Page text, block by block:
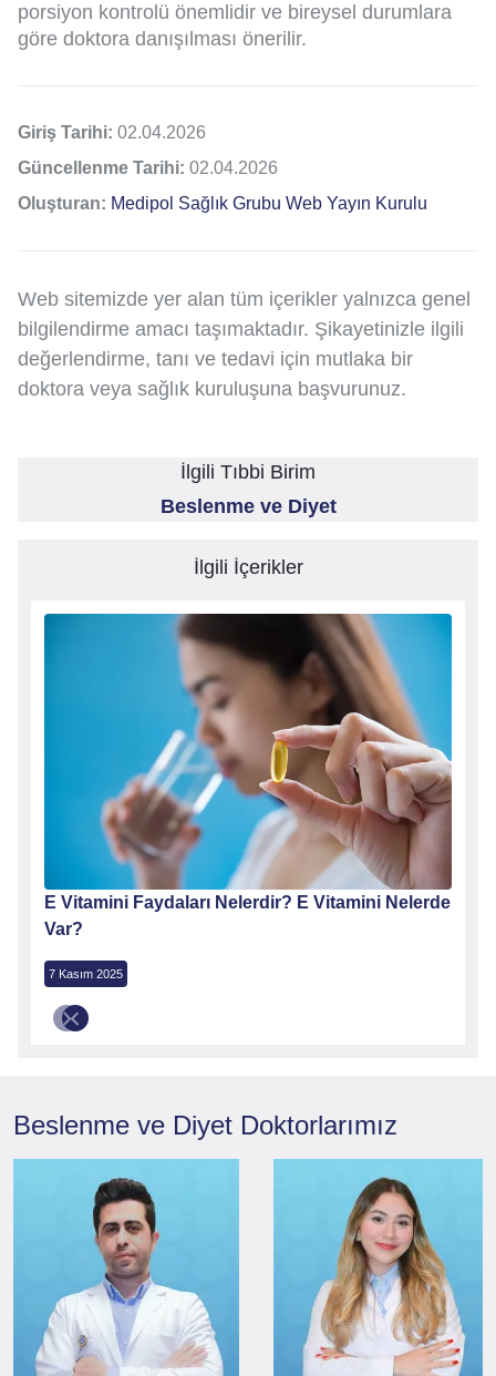
porsiyon kontrolü önemlidir ve bireysel durumlara
göre doktora danışılması önerilir.
Giriş Tarihi: 02.04.2026
Güncellenme Tarihi: 02.04.2026
Oluşturan: Medipol Sağlık Grubu Web Yayın Kurulu
Web sitemizde yer alan tüm içerikler yalnızca genel
bilgilendirme amacı taşımaktadır. Şikayetinizle ilgili
değerlendirme, tanı ve tedavi için mutlaka bir
doktora veya sağlık kuruluşuna başvurunuz.
İlgili Tıbbi Birim
Beslenme ve Diyet
İlgili İçerikler
E Vitamini Faydaları Nelerdir? E Vitamini Nelerde
Var?
7 Kasım 2025
Beslenme ve Diyet Doktorlarımız